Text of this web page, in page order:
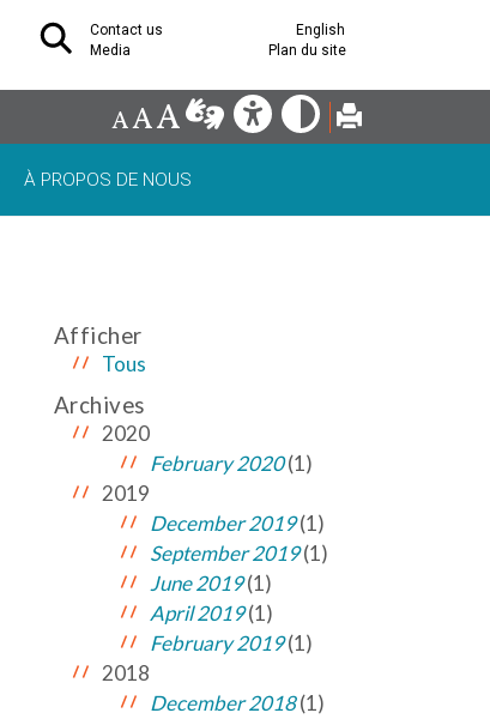
Contact us
English
Media
Plan du site
À PROPOS DE NOUS
Afficher
Tous
Archives
2020
February 2020(1)
2019
December 2019(1)
September 2019(1)
June 2019(1)
April 2019(1)
February 2019(1)
2018
December 2018(1)